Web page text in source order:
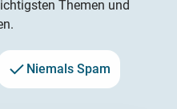
Themen und
Niemals Spam